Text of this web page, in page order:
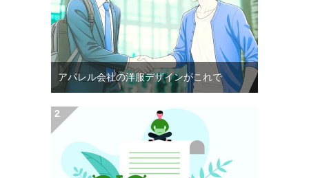
アパレル会社の洋服デザインがこれで